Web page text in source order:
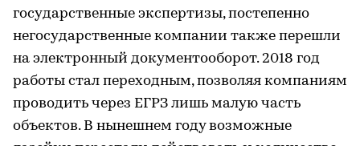
государственные экспертизы, постепенно
негосударственные компании также перешли
на электронный документооборот. 2018 год
работы стал переходным, позволяя компаниям
проводить через ЕГРЗ лишь малую часть
объектов. В нынешнем году возможные